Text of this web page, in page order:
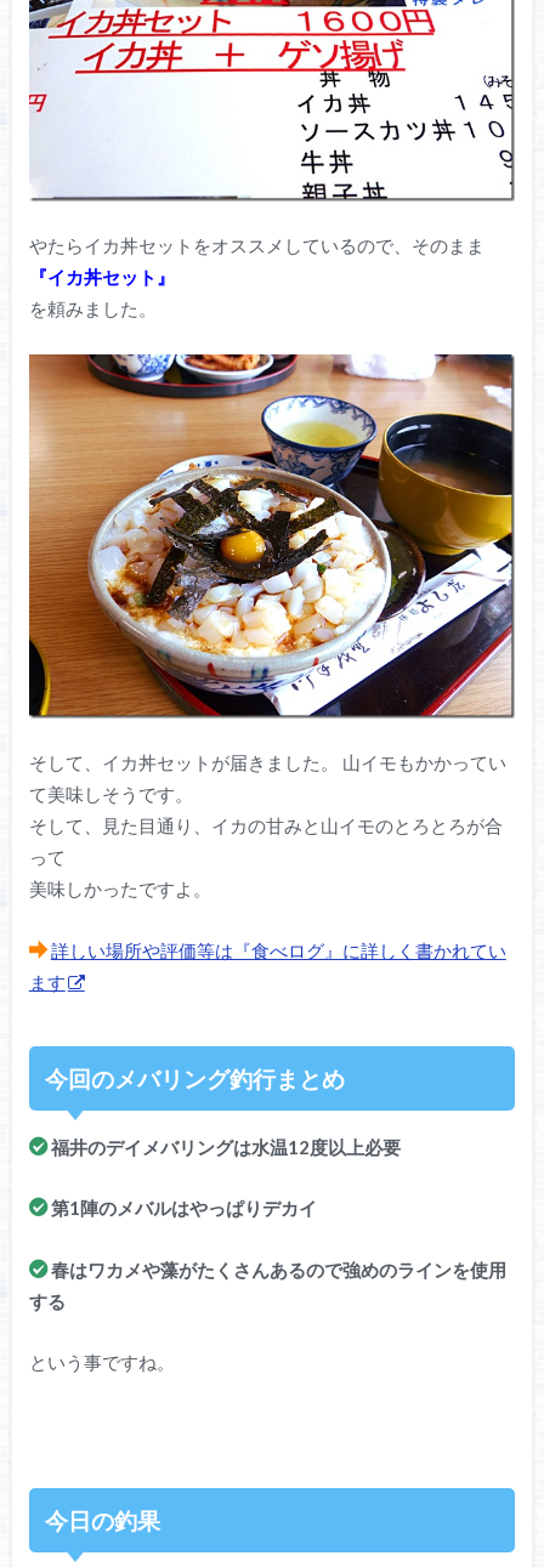
やたらイカ丼セットをオススメしているので、そのまま
『イカ丼セット』
を頼みました。
そして、イカ丼セットが届きました。 山イモもかかってい
て美味しそうです。
そして、見た目通り、イカの甘みと山イモのとろとろが合
って
美味しかったですよ。
詳しい場所や評価等は『食べログ』に詳しく書かれてい
ます
今回のメバリング釣行まとめ
福井のデイメバリングは水温12度以上必要
第1陣のメバルはやっぱりデカイ
春はワカメや藻がたくさんあるので強めのラインを使用
する
という事ですね。
今日の釣果